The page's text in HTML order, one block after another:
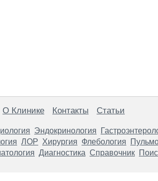
О Клинике Контакты Статьи
Эндокринология
ЛОР Хирургия Флебология
Диагностика Справочник